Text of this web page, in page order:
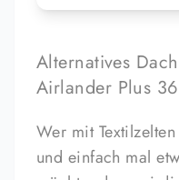
Alternatives
Airlander Plus
Wer mit
und einfach mal